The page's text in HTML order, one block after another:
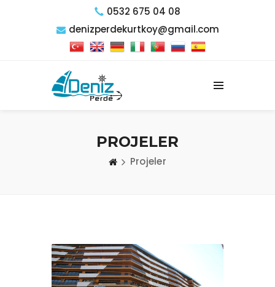
0532 675 04 08
denizperdekurtkoy@gmail.com
PROJELER
Projeler